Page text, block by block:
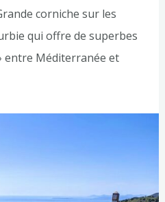
corniche sur les
qui offre de superbes
entre Méditerranée et